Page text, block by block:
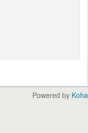
Powered by Koha